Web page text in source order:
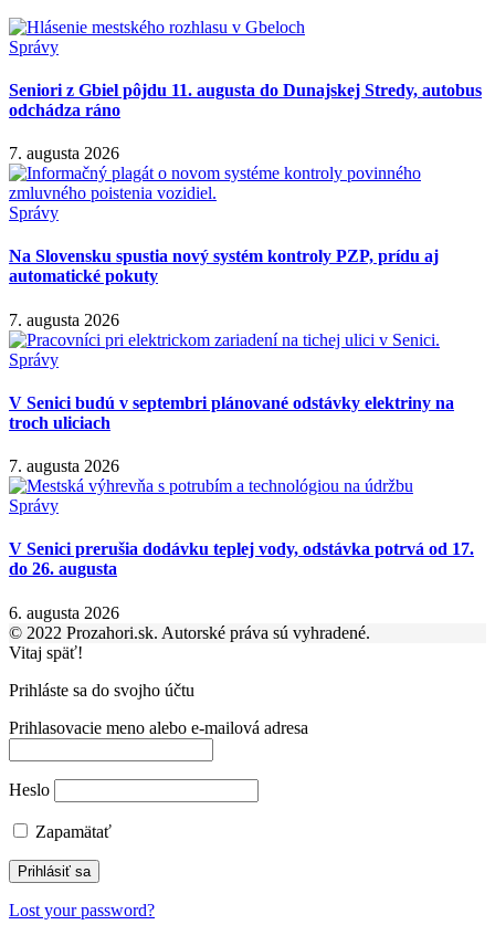
Správy
Seniori z Gbiel pôjdu 11. augusta do Dunajskej Stredy, autobus
odchádza ráno
7. augusta 2026
Správy
Na Slovensku spustia nový systém kontroly PZP, prídu aj
automatické pokuty
7. augusta 2026
Správy
V Senici budú v septembri plánované odstávky elektriny na
troch uliciach
7. augusta 2026
Správy
V Senici prerušia dodávku teplej vody, odstávka potrvá od 17.
do 26. augusta
6. augusta 2026
© 2022 Prozahori.sk. Autorské práva sú vyhradené.
Vitaj späť!
Prihláste sa do svojho účtu
Prihlasovacie meno alebo e-mailová adresa
Heslo
Zapamätať
Lost your password?